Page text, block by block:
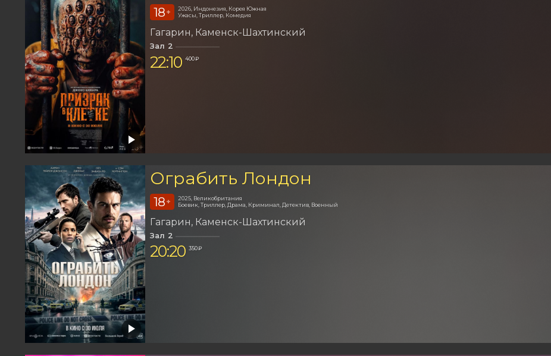
18 +
2026, Индонезия, Корея Южная
Ужасы, Триллер, Комедия
Гагарин Каменск-Шахтинский
Зал 2
22:10 400 ₽
Ограбить Лондон
18 +
2025, Великобритания
Боевик, Триллер, Драма, Криминал, Детектив, Военный
Гагарин Каменск-Шахтинский
Зал 2
20:20 350 ₽